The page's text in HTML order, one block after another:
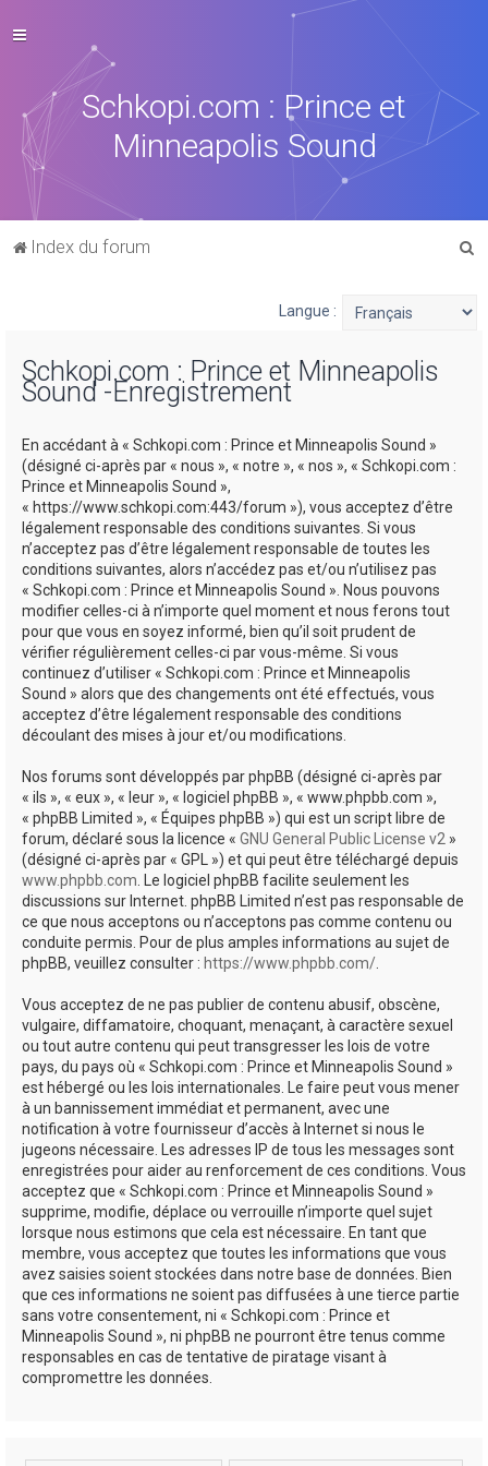
Schkopi.com : Prince et
Minneapolis Sound
Index du forum
Langue :
Schkopi.com : Prince et Minneapolis
Sound -Enregistrement
En accédant à « Schkopi.com : Prince et Minneapolis Sound »
(désigné ci-après par « nous », « notre », « nos », « Schkopi.com :
Prince et Minneapolis Sound »,
« https://www.schkopi.com:443/forum »), vous acceptez d’être
légalement responsable des conditions suivantes. Si vous
n’acceptez pas d’être légalement responsable de toutes les
conditions suivantes, alors n’accédez pas et/ou n’utilisez pas
« Schkopi.com : Prince et Minneapolis Sound ». Nous pouvons
modifier celles-ci à n’importe quel moment et nous ferons tout
pour que vous en soyez informé, bien qu’il soit prudent de
vérifier régulièrement celles-ci par vous-même. Si vous
continuez d’utiliser « Schkopi.com : Prince et Minneapolis
Sound » alors que des changements ont été effectués, vous
acceptez d’être légalement responsable des conditions
découlant des mises à jour et/ou modifications.
Nos forums sont développés par phpBB (désigné ci-après par
« ils », « eux », « leur », « logiciel phpBB », « www.phpbb.com »,
« phpBB Limited », « Équipes phpBB ») qui est un script libre de
forum, déclaré sous la licence « GNU General Public License v2 »
(désigné ci-après par « GPL ») et qui peut être téléchargé depuis
www.phpbb.com . Le logiciel phpBB facilite seulement les
discussions sur Internet. phpBB Limited n’est pas responsable de
ce que nous acceptons ou n’acceptons pas comme contenu ou
conduite permis. Pour de plus amples informations au sujet de
phpBB, veuillez consulter : https://www.phpbb.com/
Vous acceptez de ne pas publier de contenu abusif, obscène,
vulgaire, diffamatoire, choquant, menaçant, à caractère sexuel
ou tout autre contenu qui peut transgresser les lois de votre
pays, du pays où « Schkopi.com : Prince et Minneapolis Sound »
est hébergé ou les lois internationales. Le faire peut vous mener
à un bannissement immédiat et permanent, avec une
notification à votre fournisseur d’accès à Internet si nous le
jugeons nécessaire. Les adresses IP de tous les messages sont
enregistrées pour aider au renforcement de ces conditions. Vous
acceptez que « Schkopi.com : Prince et Minneapolis Sound »
supprime, modifie, déplace ou verrouille n’importe quel sujet
lorsque nous estimons que cela est nécessaire. En tant que
membre, vous acceptez que toutes les informations que vous
avez saisies soient stockées dans notre base de données. Bien
que ces informations ne soient pas diffusées à une tierce partie
sans votre consentement, ni « Schkopi.com : Prince et
Minneapolis Sound », ni phpBB ne pourront être tenus comme
responsables en cas de tentative de piratage visant à
compromettre les données.